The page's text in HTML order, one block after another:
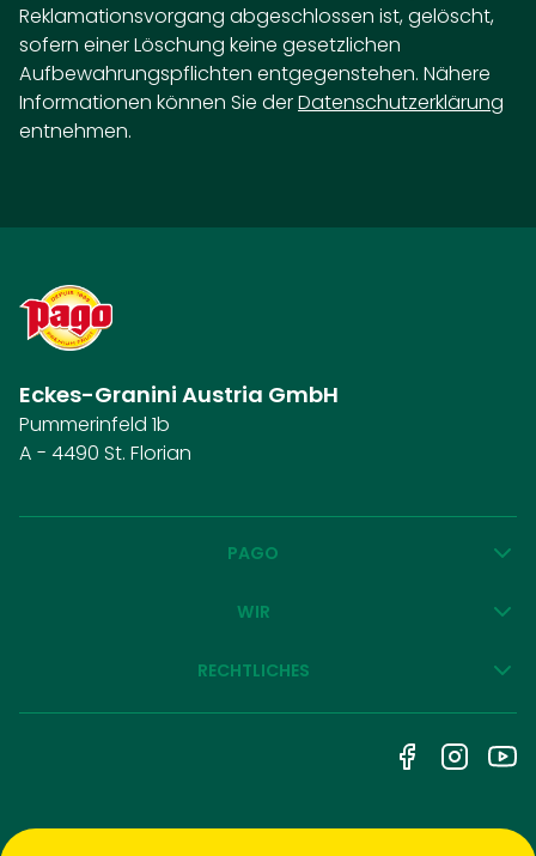
Reklamationsvorgang abgeschlossen ist, gelöscht,
sofern einer Löschung keine gesetzlichen
Aufbewahrungspflichten entgegenstehen. Nähere
Informationen können Sie derDatenschutzerklärung
entnehmen.
Eckes-Granini Austria GmbH
Pummerinfeld 1b
A - 4490 St. Florian
PAGO
WIR
RECHTLICHES